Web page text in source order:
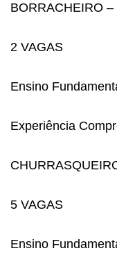
BORRACHEIRO –
2 VAGAS
Ensino
Experiência
5 VAGAS
Ensino